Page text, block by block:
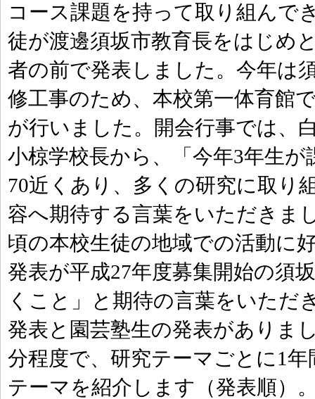
コース課題を持って取り組んで
徒が渡邊須坂市教育長をはじめ
者の前で発表しました。今年は
修工事のため、本校第一体育館
が行いました。開会行事では、
小椋学校長から、「今年3年生
70近くあり、多くの研究に取り
容へ期待する言葉をいただきま
頃の本校生徒の地域での活動に
発表が平成27年度募集開始の須
くこと」と期待の言葉をいただ
発表と園芸塾生の発表がありま
分程度で、研究テーマごとに1
テーマを紹介します（発表順）